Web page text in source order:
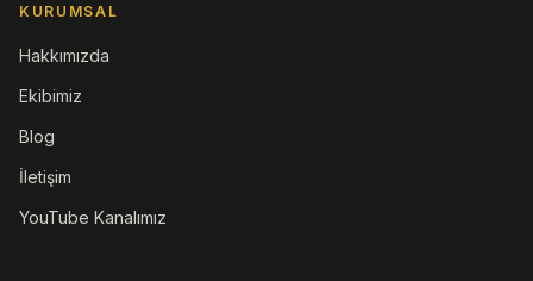
KURUMSAL
Hakkımızda
Ekibimiz
Blog
İletişim
YouTube Kanalımız